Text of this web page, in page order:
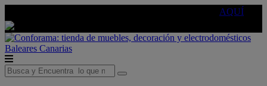
AQUÍ
Baleares Canarias